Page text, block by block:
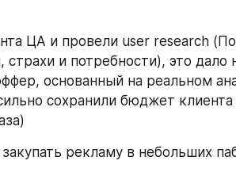
ЦА и провели user research
и потребности), это дало
основанный на реальном
сохранили бюджет клиента
рекламу в небольших